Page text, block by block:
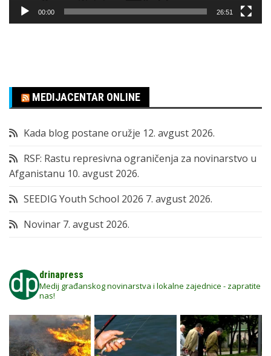
00:00 26:51
MEDIJACENTAR ONLINE
Kada blog postane oružje 12. avgust 2026.
RSF: Rastu represivna ograničenja za novinarstvo u
Afganistanu 10. avgust 2026.
SEEDIG Youth School 2026 7. avgust 2026.
Novinar 7. avgust 2026.
drinapress
Medij građanskog novinarstva i lokalne zajednice - zapratite
nas!